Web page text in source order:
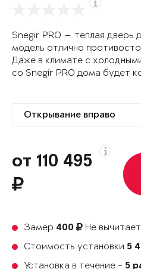
Snegir PRO — теплая дверь
модель отлично
Даже в климате с
со Snegir PRO дома будет
от 110 495
Замер 400
Не
Стоимость установки 5
Установка в течение - 5